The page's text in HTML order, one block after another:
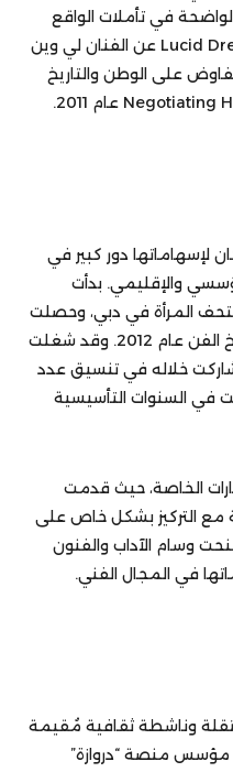
في تأملات الواقع
Lucid Dreams in the Reverie of the Real عن الفنان لي وين
التفاوض على الوطن والتاريخ
لإسهاماتها دور كبير في
والإقليمي. بدأت
عام 2008 مع متحف المرأة في دبي، وحصلت
لاحقًا على درجة الماجستير في تاريخ الفن عام 2012. وقد شغلت
خلاله في تنسيق عدد
في السنوات التأسيسية
الاستشارات الخاصة، حيث قدمت
مع التركيز بشكل خاص على
الخليج. وفي عام 2023، مُنحت وسام الآداب والفنون
في المجال الفني.
وناشطة ثقافية مُقيمة
مؤسس منصة “دروازة”